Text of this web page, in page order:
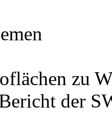
zu
der